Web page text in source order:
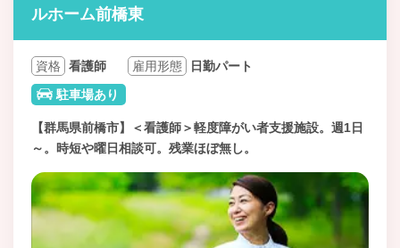
ルホーム前橋東
資格 看護師 雇用形態
日勤パート
駐車場あり
【群馬県前橋市】＜看護師＞軽度障がい者支援施設。週1日
～。時短や曜日相談可。残業ほぼ無し。